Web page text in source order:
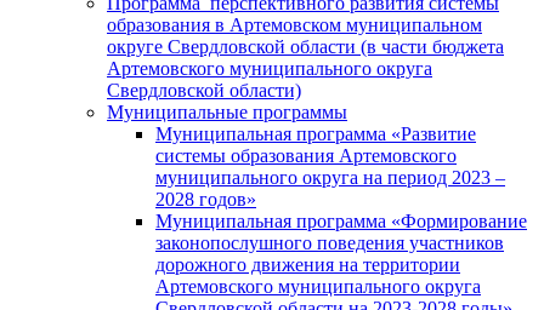
образования в Артемовском муниципальном
округе Свердловской области (в части бюджета
Артемовского муниципального округа
Свердловской области)
Муниципальные программы
Муниципальная программа «Развитие
системы образования Артемовского
муниципального округа на период 2023 –
2028 годов»
Муниципальная программа «Формирование
законопослушного поведения участников
дорожного движения на территории
Артемовского муниципального округа